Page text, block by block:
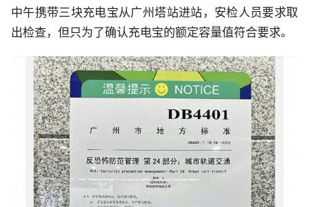
中午携带三块充电宝从广州塔站进站，安检人员要求取
出检查，但只为了确认充电宝的额定容量值符合要求。